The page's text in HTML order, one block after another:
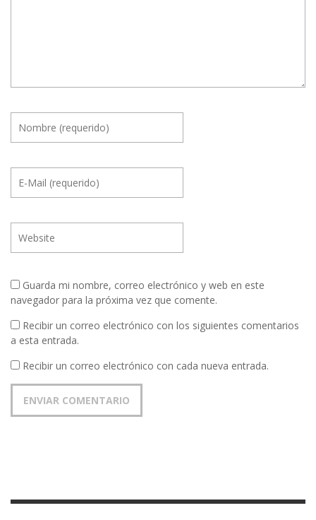
Guarda mi nombre, correo electrónico y web en este
navegador para la próxima vez que comente.
Recibir un correo electrónico con los siguientes comentarios
a esta entrada.
Recibir un correo electrónico con cada nueva entrada.